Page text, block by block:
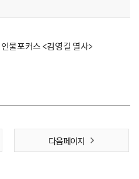
물포커스 <김영길 열사>
다음 페이지